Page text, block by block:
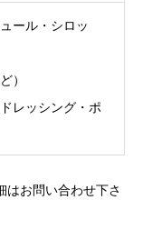
ール・シロッ
）
レッシング・ポ
お問い合わせ下さ